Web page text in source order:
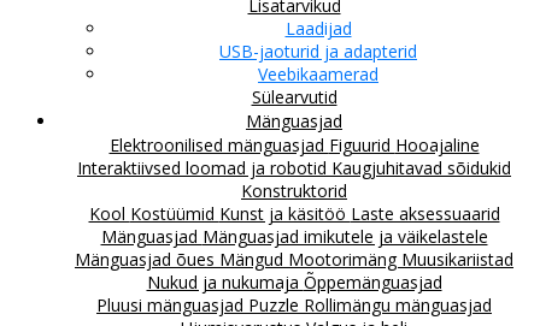
Lisatarvikud
Laadijad
USB-jaoturid ja adapterid
Veebikaamerad
Sülearvutid
Mänguasjad
Elektroonilised mänguasjad Figuurid Hooajaline
Interaktiivsed loomad ja robotid Kaugjuhitavad sõidukid
Konstruktorid
Kool Kostüümid Kunst ja käsitöö Laste aksessuaarid
Mänguasjad Mänguasjad imikutele ja väikelastele
Mänguasjad õues Mängud Mootorimäng Muusikariistad
Nukud ja nukumaja Õppemänguasjad
Pluusi mänguasjad Puzzle Rollimängu mänguasjad